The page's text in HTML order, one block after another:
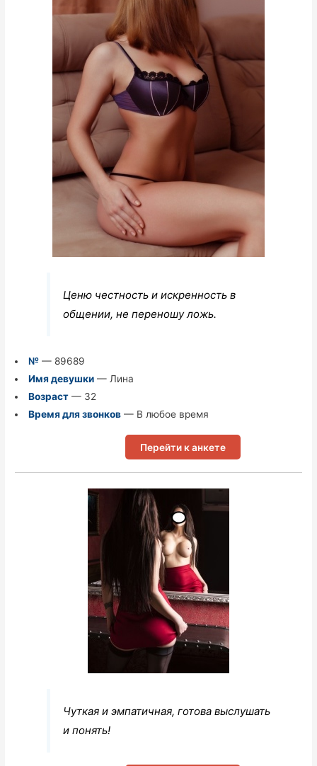
Ценю честность и искренность в
общении, не переношу ложь.
№— 89689
Имя девушки— Лина
Возраст— 32
Время для звонков— В любое время
Перейти к анкете
Чуткая и эмпатичная, готова выслушать
и понять!